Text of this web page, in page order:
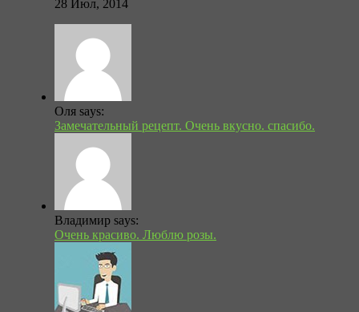
28 Июл, 2014
Оля says:
Замечательный рецепт. Очень вкусно. спасибо.
Владимир says:
Очень красиво. Люблю розы.